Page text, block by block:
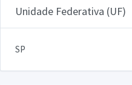
Unidade Federativa (UF)
SP